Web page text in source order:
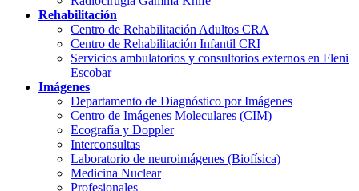
Rehabilitación
Centro de Rehabilitación Adultos CRA
Centro de Rehabilitación Infantil CRI
Servicios ambulatorios y consultorios externos en Fleni
Escobar
Imágenes
Departamento de Diagnóstico por Imágenes
Centro de Imágenes Moleculares (CIM)
Ecografía y Doppler
Interconsultas
Laboratorio de neuroimágenes (Biofísica)
Medicina Nuclear
Profesionales